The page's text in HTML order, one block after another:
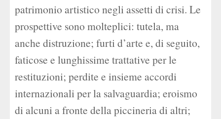
patrimonio artistico negli assetti di crisi. Le
prospettive sono molteplici: tutela, ma
anche distruzione; furti d’arte e, di seguito,
faticose e lunghissime trattative per le
restituzioni; perdite e insieme accordi
internazionali per la salvaguardia; eroismo
di alcuni a fronte della piccineria di altri;